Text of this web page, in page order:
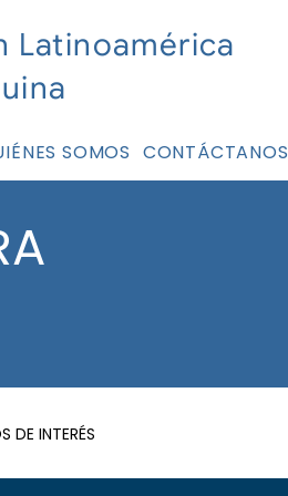
Latinoamérica
SOMOS CONTÁCTANOS
DE INTERÉS